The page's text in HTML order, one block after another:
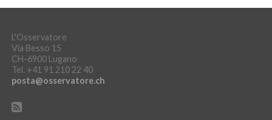
L'Osservatore
Via Besso 15
CH-6900 Lugano
Tel. +41 91 210 22 40
posta@osservatore.ch